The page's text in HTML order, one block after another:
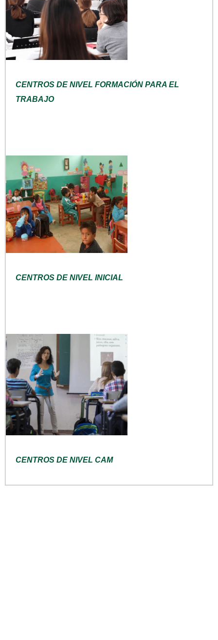
CENTROS DE NIVEL FORMACIÓN PARA EL
TRABAJO
CENTROS DE NIVEL INICIAL
CENTROS DE NIVEL CAM